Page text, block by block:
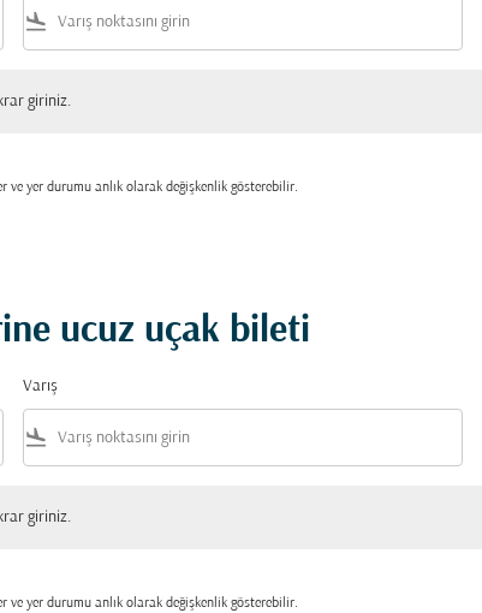
flight_land
giriniz.
yer durumu anlık olarak değişkenlik gösterebilir.
ucuz uçak bileti
Varış
flight_land
giriniz.
yer durumu anlık olarak değişkenlik gösterebilir.